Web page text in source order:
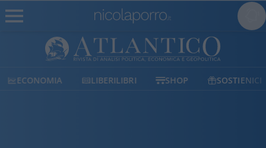
ECONOMIA LIBERILIBRI SHOP SOSTIENICI